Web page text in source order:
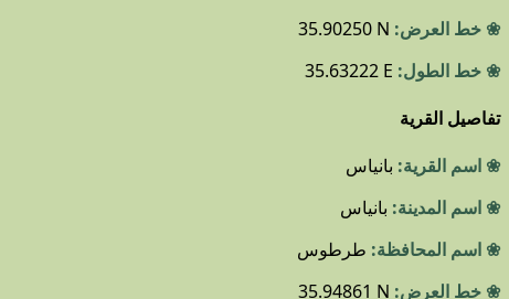
❀ خط العرض: 35.90250 N
❀ خط الطول: 35.63222 E
تفاصيل القرية
❀ اسم القرية: بانياس
❀ اسم المدينة: بانياس
❀ اسم المحافظة: طرطوس
❀ خط العرض: 35.94861 N